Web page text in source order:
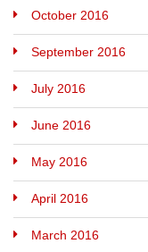
October 2016
September 2016
July 2016
June 2016
May 2016
April 2016
March 2016